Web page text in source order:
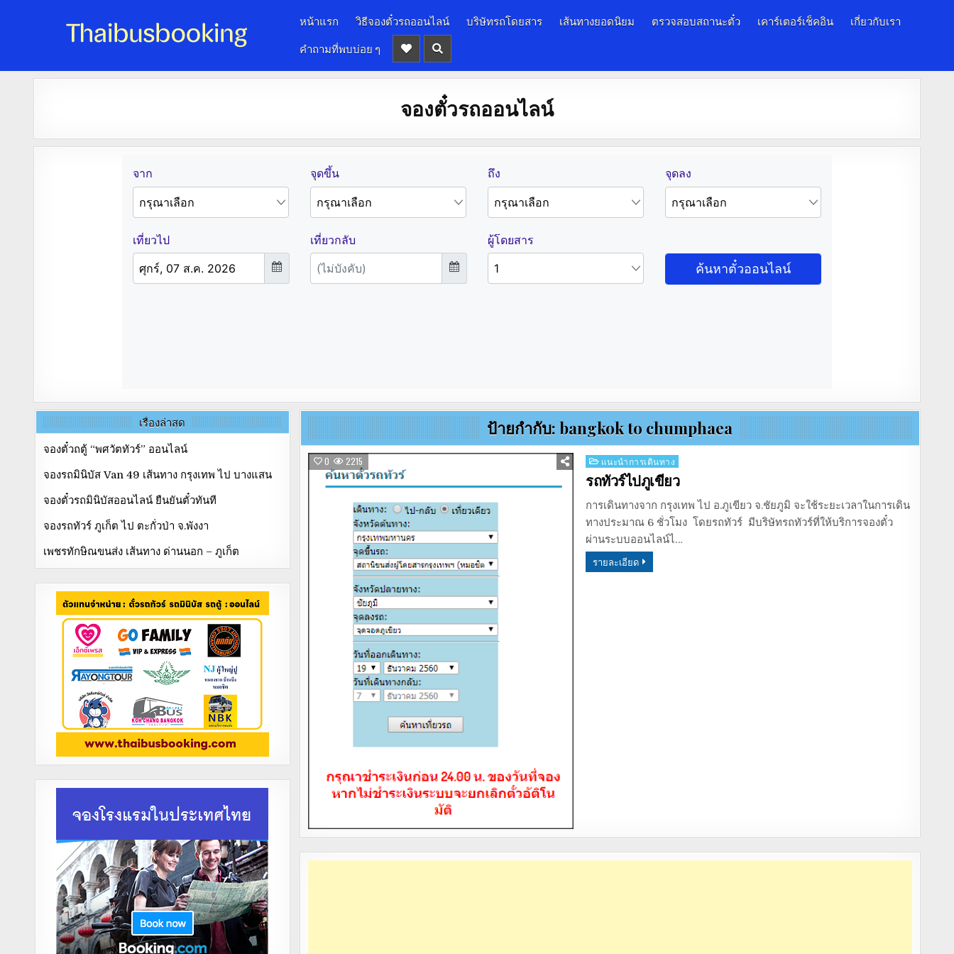
จองตั๋วรถออนไลน์ 24 ชั่วโมง
หน้าแรก วิธีจองตั๋วรถออนไลน์ บริษัทรถโดยสาร เส้นทางยอดนิยม ตรวจสอบสถานะตั๋ว เคาร์เตอร์เช็คอิน
เกี่ยวกับเรา
คำถามที่พบบ่อย ๆ
จองตั๋วรถออนไลน์
ป้ายกำกับ:bangkok to chumphaea
0 2215
Posted
in
แนะนำการเดินทาง
รถทัวร์ไปภูเขียว
การเดินทางจาก กรุงเทพ ไป อ.ภูเขียว จ.ชัยภูมิ จะใช้ระยะเวลาในการเดิน
ทางประมาณ 6 ชั่วโมง โดยรถทัวร์ มีบริษัทรถทัวร์ที่ให้บริการจองตั๋ว
ผ่านระบบออนไลน์ไ…
รายละเอียด
เรื่องล่าสุด
จองตั๋วถตู้ “พศวัตทัวร์” ออนไลน์
จองรถมินิบัส Van 49 เส้นทาง กรุงเทพ ไป บางแสน
จองตั๋วรถมินิบัสออนไลน์ ยืนยันตั๋วทันที
จองรถทัวร์ ภูเก็ต ไป ตะกั่วป่า จ.พังงา
เพชรทักษิณขนส่ง เส้นทาง ด่านนอก – ภูเก็ต